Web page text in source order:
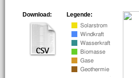
Legende:
Download: